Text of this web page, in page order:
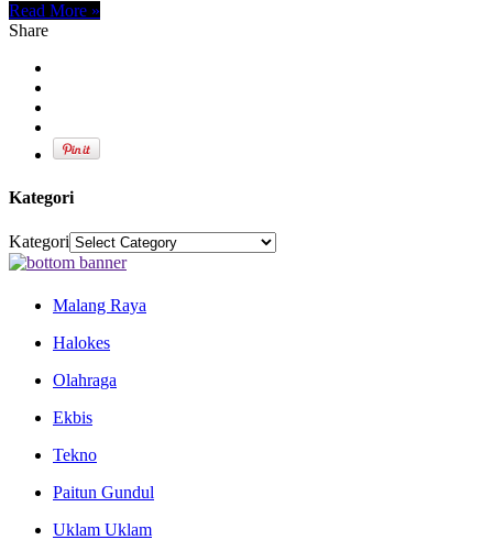
Read More »
Share
Kategori
Kategori
Malang Raya
Halokes
Olahraga
Ekbis
Tekno
Paitun Gundul
Uklam Uklam